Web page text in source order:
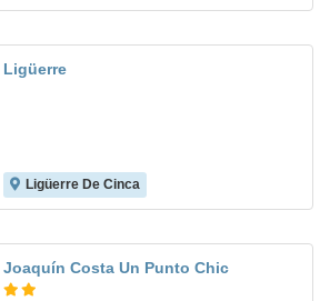
Ligüerre
Ligüerre De Cinca
Joaquín Costa Un Punto Chic